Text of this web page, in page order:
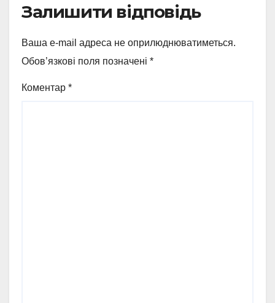
Залишити відповідь
Ваша e-mail адреса не оприлюднюватиметься.
Обов’язкові поля позначені *
Коментар *